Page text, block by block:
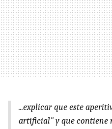
...explicar que este
artificial" y que contiene